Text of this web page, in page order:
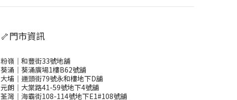
🦴門市資訊
粉嶺｜和豐街33號地舖
葵涌｜葵涌廣場1樓B62號舖
大埔｜運頭街79號永和樓地下D舖
元朗｜大棠路41-59號地下4號舖
荃灣｜海霸街108-114號地下E1#108號舖